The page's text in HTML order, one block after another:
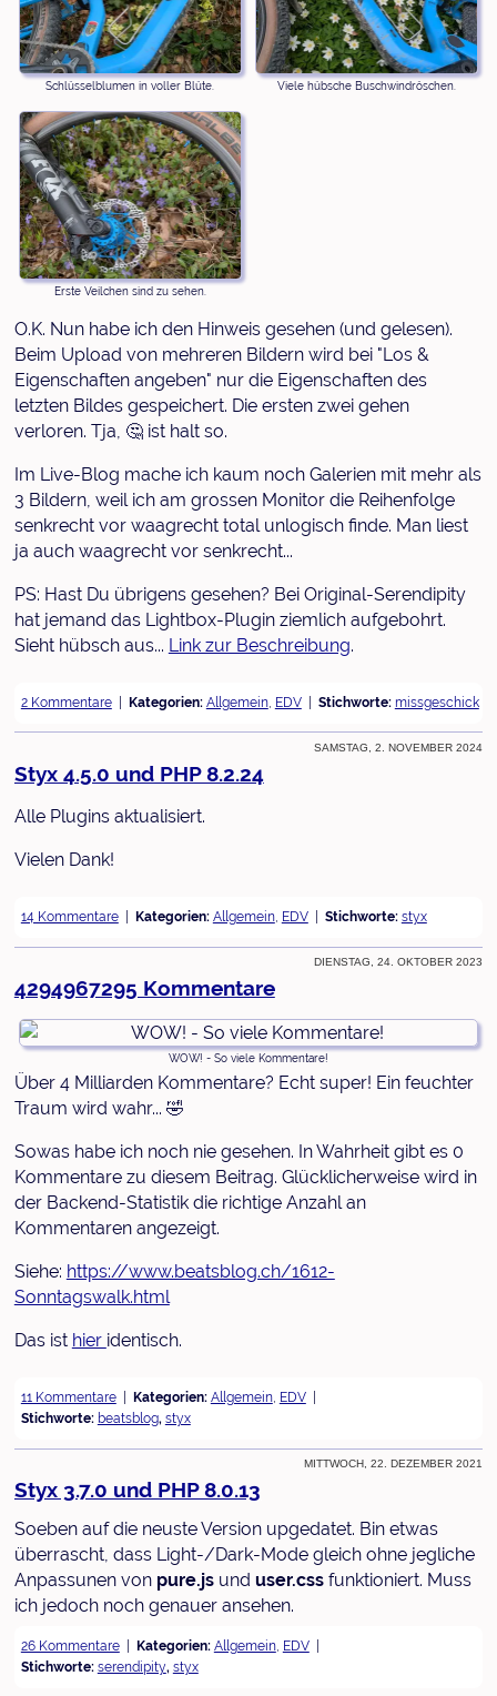
Schlüsselblumen in voller Blüte.
Erste Veilchen sind zu sehen.
Viele hübsche Buschwindröschen.
O.K. Nun habe ich den Hinweis gesehen (und gelesen).
Beim Upload von mehreren Bildern wird bei "Los &
Eigenschaften angeben" nur die Eigenschaften des
letzten Bildes gespeichert. Die ersten zwei gehen
verloren. Tja, 🤔 ist halt so.
Im Live-Blog mache ich kaum noch Galerien mit mehr als
3 Bildern, weil ich am grossen Monitor die Reihenfolge
senkrecht vor waagrecht total unlogisch finde. Man liest
ja auch waagrecht vor senkrecht...
PS: Hast Du übrigens gesehen? Bei Original-Serendipity
hat jemand das Lightbox-Plugin ziemlich aufgebohrt.
Sieht hübsch aus... Link zur Beschreibung.
2 Kommentare Kategorien: Allgemein, EDV Stichworte: missgeschick
Samstag, 2. November 2024
Styx 4.5.0 und PHP 8.2.24
Alle Plugins aktualisiert.
Vielen Dank!
14 Kommentare Kategorien: Allgemein, EDV Stichworte: styx
Dienstag, 24. Oktober 2023
4294967295 Kommentare
WOW! - So viele Kommentare!
Über 4 Milliarden Kommentare? Echt super! Ein feuchter
Traum wird wahr... 🤣
Sowas habe ich noch nie gesehen. In Wahrheit gibt es 0
Kommentare zu diesem Beitrag. Glücklicherweise wird in
der Backend-Statistik die richtige Anzahl an
Kommentaren angezeigt.
Siehe: https://www.beatsblog.ch/1612-
Sonntagswalk.html
Das ist hier identisch.
11 Kommentare Kategorien: Allgemein, EDV
Stichworte: beatsblog, styx
Mittwoch, 22. Dezember 2021
Styx 3.7.0 und PHP 8.0.13
Soeben auf die neuste Version upgedatet. Bin etwas
überrascht, dass Light-/Dark-Mode gleich ohne jegliche
Anpassunen von pure.jsund user.cssfunktioniert. Muss
ich jedoch noch genauer ansehen.
26 Kommentare Kategorien: Allgemein, EDV
Stichworte: serendipity, styx